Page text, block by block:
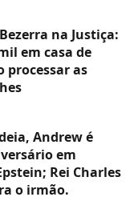
na Justiça:
em casa de
processar as
Andrew é
em
Rei Charles
o irmão.